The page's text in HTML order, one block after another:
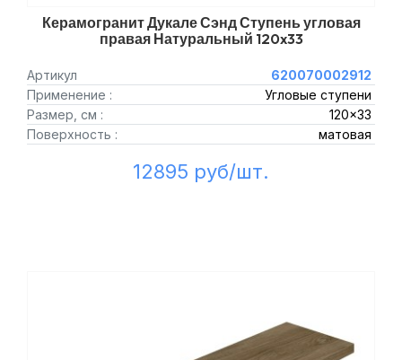
Керамогранит Дукале Сэнд Ступень угловая
правая Натуральный 120x33
Артикул
620070002912
Применение :
Угловые ступени
Размер, см :
120x33
Поверхность :
матовая
12895 руб/шт.